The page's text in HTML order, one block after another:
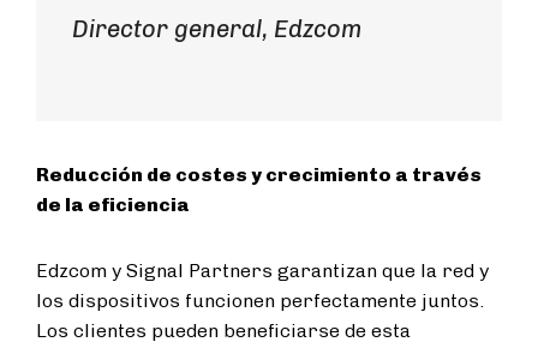
Director general, Edzcom
Reducción de costes y crecimiento a través
de la eficiencia
Edzcom y Signal Partners garantizan que la red y
los dispositivos funcionen perfectamente juntos.
Los clientes pueden beneficiarse de esta